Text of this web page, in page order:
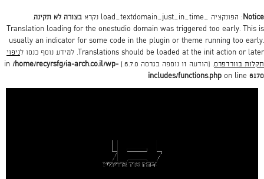
Notice : הפונקציה _load_textdomain_just_in_time נקרא בצורה לא תקינה.
Translation loading for the onestudio domain was triggered too early. This is
usually an indicator for some code in the plugin or theme running too early.
Translations should be loaded at the init action or later. למידע נוסף כנסו ל
ניפוי
תקלות בוורדפרס. (הודעה זו נוספה בגרסה 6.7.0.) in
/home/recyrsfg/ia-arch.co.il/wp-
includes/functions.php on line 6170